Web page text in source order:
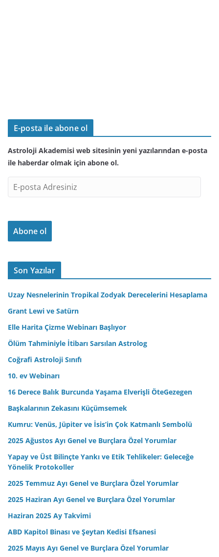
E-posta ile abone ol
Astroloji Akademisi web sitesinin yeni yazılarından e-posta
ile haberdar olmak için abone ol.
-
o
t
d
r
i
n
Abone ol
Son Yazılar
Uzay Nesnelerinin Tropikal Zodyak Derecelerini Hesaplama
Grant Lewi ve Satürn
Elle Harita Çizme Webinarı Başlıyor
Ölüm Tahminiyle İtibarı Sarsılan Astrolog
Coğrafi Astroloji Sınıfı
10. ev Webinarı
16 Derece Balık Burcunda Yaşama Elverişli ÖteGezegen
Başkalarının Zekasını Küçümsemek
Kumru: Venüs, Jüpiter ve İsis’in Çok Katmanlı Sembolü
2025 Ağustos Ayı Genel ve Burçlara Özel Yorumlar
Yapay ve Üst Bilinçte Yankı ve Etik Tehlikeler: Geleceğe
Yönelik Protokoller
2025 Temmuz Ayı Genel ve Burçlara Özel Yorumlar
2025 Haziran Ayı Genel ve Burçlara Özel Yorumlar
Haziran 2025 Ay Takvimi
ABD Kapitol Binası ve Şeytan Kedisi Efsanesi
2025 Mayıs Ayı Genel ve Burçlara Özel Yorumlar